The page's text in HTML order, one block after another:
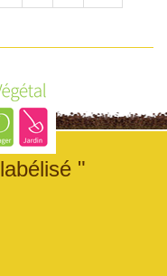
"